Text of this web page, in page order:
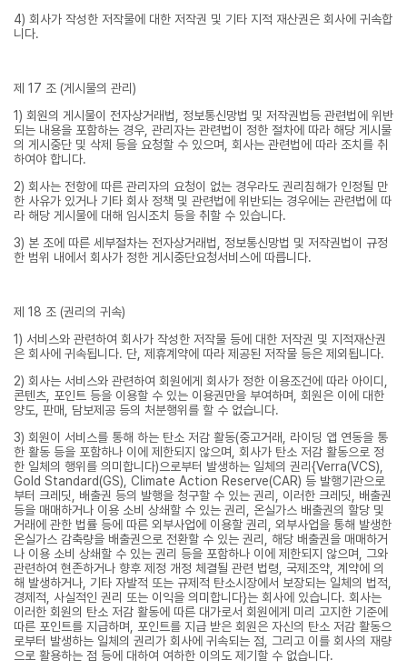
4) 회사가 작성한 저작물에 대한 저작권 및 기타 지적 재산권은 회사에 귀속합
니다.
제 17 조 (게시물의 관리)
1) 회원의 게시물이 전자상거래법, 정보통신망법 및 저작권법등 관련법에 위반
되는 내용을 포함하는 경우, 관리자는 관련법이 정한 절차에 따라 해당 게시물
의 게시중단 및 삭제 등을 요청할 수 있으며, 회사는 관련법에 따라 조치를 취
하여야 합니다.
2) 회사는 전항에 따른 관리자의 요청이 없는 경우라도 권리침해가 인정될 만
한 사유가 있거나 기타 회사 정책 및 관련법에 위반되는 경우에는 관련법에 따
라 해당 게시물에 대해 임시조치 등을 취할 수 있습니다.
3) 본 조에 따른 세부절차는 전자상거래법, 정보통신망법 및 저작권법이 규정
한 범위 내에서 회사가 정한 게시중단요청서비스에 따릅니다.
제 18 조 (권리의 귀속)
1) 서비스와 관련하여 회사가 작성한 저작물 등에 대한 저작권 및 지적재산권
은 회사에 귀속됩니다. 단, 제휴계약에 따라 제공된 저작물 등은 제외됩니다.
2) 회사는 서비스와 관련하여 회원에게 회사가 정한 이용조건에 따라 아이디,
콘텐츠, 포인트 등을 이용할 수 있는 이용권만을 부여하며, 회원은 이에 대한
양도, 판매, 담보제공 등의 처분행위를 할 수 없습니다.
3) 회원이 서비스를 통해 하는 탄소 저감 활동(중고거래, 라이딩 앱 연동을 통
한 활동 등을 포함하나 이에 제한되지 않으며, 회사가 탄소 저감 활동으로 정
한 일체의 행위를 의미합니다)으로부터 발생하는 일체의 권리{Verra(VCS),
Gold Standard(GS), Climate Action Reserve(CAR) 등 발행기관으로
부터 크레딧, 배출권 등의 발행을 청구할 수 있는 권리, 이러한 크레딧, 배출권
등을 매매하거나 이용 소비 상쇄할 수 있는 권리, 온실가스 배출권의 할당 및
거래에 관한 법률 등에 따른 외부사업에 이용할 권리, 외부사업을 통해 발생한
온실가스 감축량을 배출권으로 전환할 수 있는 권리, 해당 배출권을 매매하거
나 이용 소비 상쇄할 수 있는 권리 등을 포함하나 이에 제한되지 않으며, 그와
관련하여 현존하거나 향후 제정 개정 체결될 관련 법령, 국제조약, 계약에 의
해 발생하거나, 기타 자발적 또는 규제적 탄소시장에서 보장되는 일체의 법적,
경제적, 사실적인 권리 또는 이익을 의미합니다}는 회사에 있습니다. 회사는
이러한 회원의 탄소 저감 활동에 따른 대가로서 회원에게 미리 고지한 기준에
따른 포인트를 지급하며, 포인트를 지급 받은 회원은 자신의 탄소 저감 활동으
로부터 발생하는 일체의 권리가 회사에 귀속되는 점, 그리고 이를 회사의 재량
으로 활용하는 점 등에 대하여 여하한 이의도 제기할 수 없습니다.